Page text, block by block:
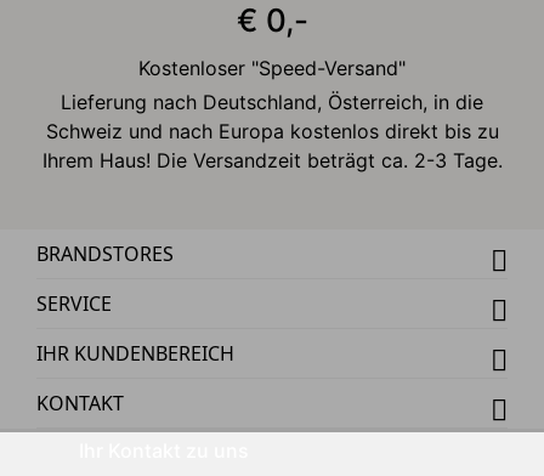
€ 0,-
Kostenloser "Speed-Versand"
Lieferung nach Deutschland, Österreich, in die
Schweiz und nach Europa kostenlos direkt bis zu
Ihrem Haus! Die Versandzeit beträgt ca. 2-3 Tage.
BRANDSTORES
SERVICE
IHR KUNDENBEREICH
KONTAKT